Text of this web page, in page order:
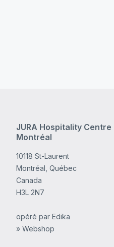
JURA Hospitality Centre
Montréal
10118 St-Laurent
Montréal, Québec
Canada
H3L 2N7
opéré par Edika
» Webshop